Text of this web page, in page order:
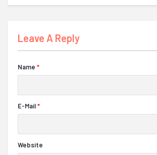
Leave A Reply
Name *
E-Mail*
Website